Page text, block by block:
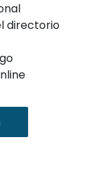
directorio